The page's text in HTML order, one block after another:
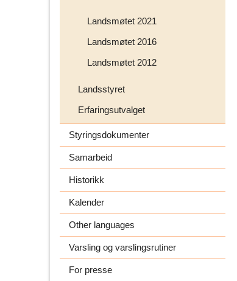
Landsmøtet 2021
Landsmøtet 2016
Landsmøtet 2012
Landsstyret
Erfaringsutvalget
Styringsdokumenter
Samarbeid
Historikk
Kalender
Other languages
Varsling og varslingsrutiner
For presse